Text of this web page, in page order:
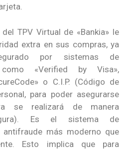
TPV Virtual de «Bankia» le
extra en sus compras, ya
por sistemas de
como «Verified by Visa»,
o C.I.P. (Código de
para poder asegurarse
se realizará de manera
Es el sistema de
antifraude más moderno que
Esto implica que para